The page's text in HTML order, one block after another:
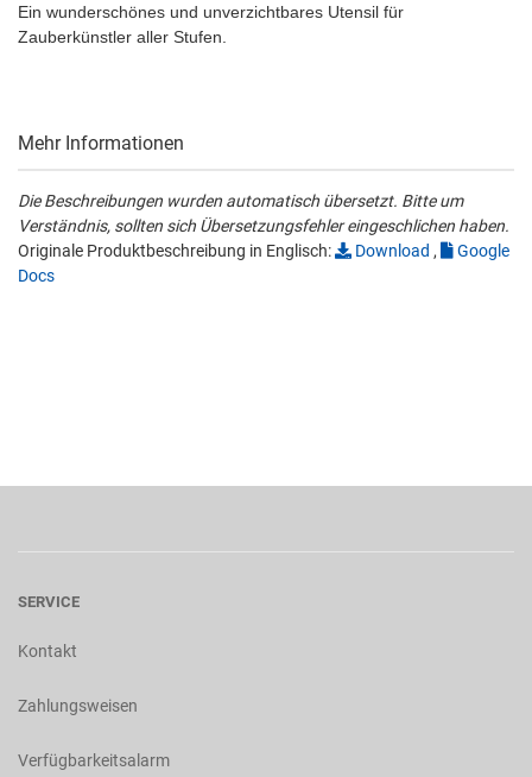
Ein wunderschönes und unverzichtbares Utensil für
Zauberkünstler aller Stufen.
Mehr Informationen
Die Beschreibungen wurden automatisch übersetzt. Bitte um
Verständnis, sollten sich Übersetzungsfehler eingeschlichen haben.
Originale Produktbeschreibung in Englisch:
Download ,
Google
Docs
SERVICE
Kontakt
Zahlungsweisen
Verfügbarkeitsalarm